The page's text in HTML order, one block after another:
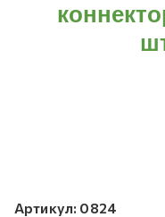
Артикул: 0824